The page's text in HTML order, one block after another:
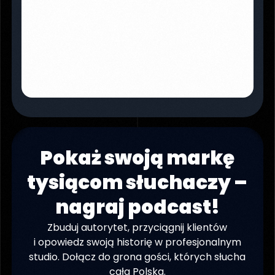
Pokaż swoją markę
tysiącom słuchaczy –
nagraj podcast!
Zbuduj autorytet, przyciągnij klientów
i opowiedz swoją historię w profesjonalnym
studio. Dołącz do grona gości, których słucha
cała Polska.